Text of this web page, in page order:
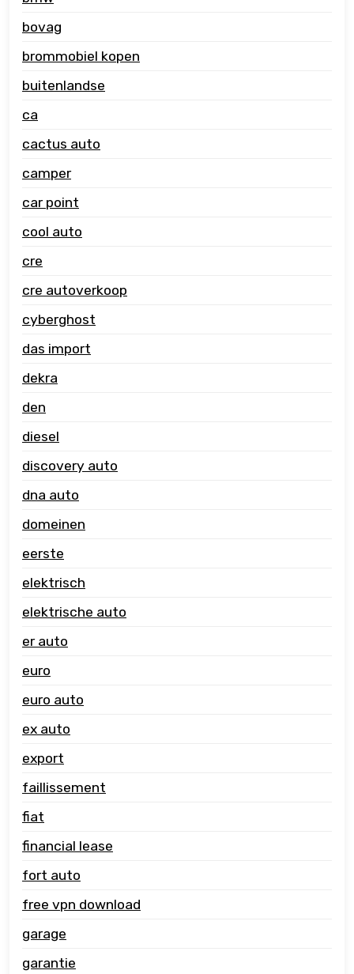
bovag
brommobiel kopen
buitenlandse
ca
cactus auto
camper
car point
cool auto
cre
cre autoverkoop
cyberghost
das import
dekra
den
diesel
discovery auto
dna auto
domeinen
eerste
elektrisch
elektrische auto
er auto
euro
euro auto
ex auto
export
faillissement
fiat
financial lease
fort auto
free vpn download
garage
garantie